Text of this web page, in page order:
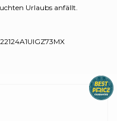
Urlaubs anfällt.